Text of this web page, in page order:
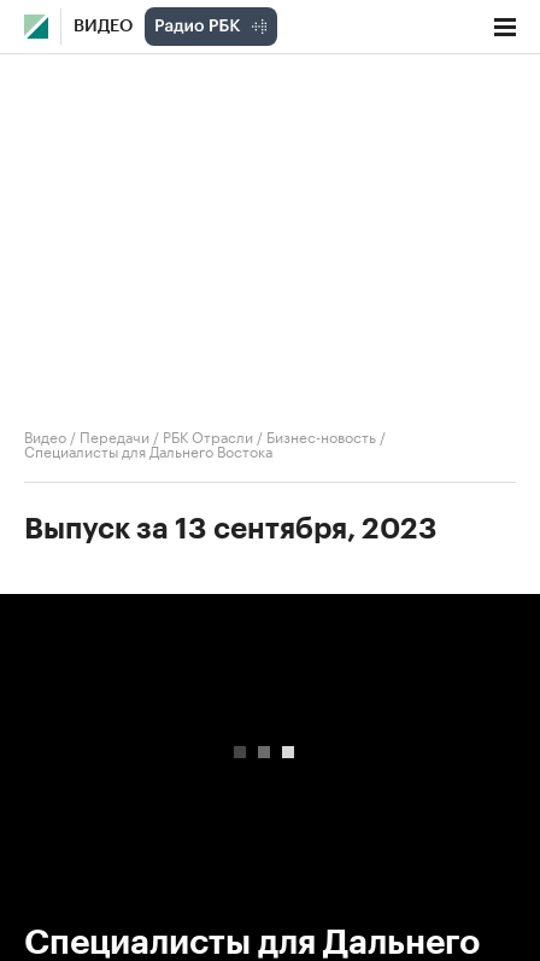
ВИДЕО
Видео / Передачи / РБК Отрасли / Бизнес-новость /
Специалисты для Дальнего Востока
Выпуск за 13 сентября, 2023
Специалисты для Дальнего